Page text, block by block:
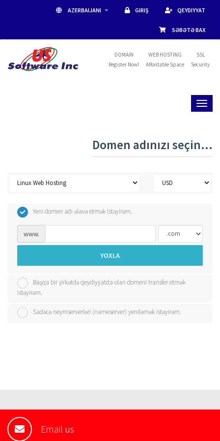
AZERBAIJANI GIRIŞ QEYDIYYAT
SƏBƏTƏ BAX
DOMAIN
Register Now!
WEB HOSTING
Affordable Space
SSL
Security
Domen adınızı seçin...
Yeni domen adı əlavə etmək istəyirəm.
www.
YOXLA
Başqa bir şirkətdə qeydiyyatda olan domeni transfer etmək
istəyirəm.
Sadəcə neymserverləri (nameserver) yeniləmək istəyirəm.
Email us